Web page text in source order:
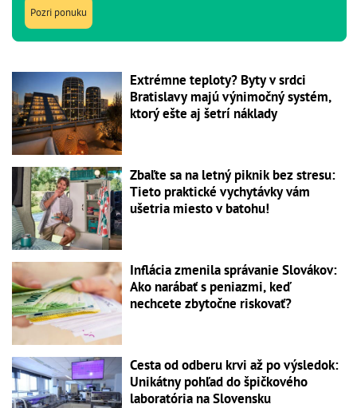
Pozri ponuku
Extrémne teploty? Byty v srdci
Bratislavy majú výnimočný systém,
ktorý ešte aj šetrí náklady
Zbaľte sa na letný piknik bez stresu:
Tieto praktické vychytávky vám
ušetria miesto v batohu!
Inflácia zmenila správanie Slovákov:
Ako narábať s peniazmi, keď
nechcete zbytočne riskovať?
Cesta od odberu krvi až po výsledok:
Unikátny pohľad do špičkového
laboratória na Slovensku